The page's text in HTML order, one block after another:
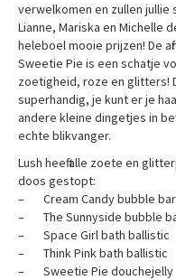
verwelkomen en zullen
Lianne, Mariska en Michelle
heleboel mooie prijzen! De
Sweetie Pie is een schatje
zoetigheid, roze en glitters!
superhandig, je kunt er je
andere kleine dingetjes in
echte blikvanger.
Lush heeft alle zoete en
doos gestopt:
– Cream Candy bubble bar
– The Sunnyside bubble
– Space Girl bath ballistic
– Think Pink bath ballistic
– Sweetie Pie douchejelly